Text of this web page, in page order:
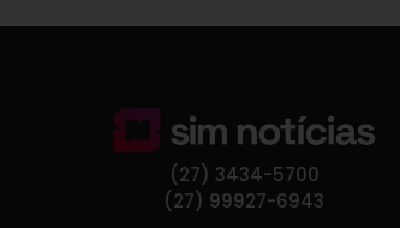
(27) 3434-5700
(27) 99927-6943